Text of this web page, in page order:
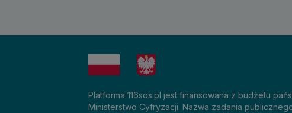
Platforma 116sos.pl jest finansowana z budżetu
Ministerstwo Cyfryzacji. Nazwa zadania